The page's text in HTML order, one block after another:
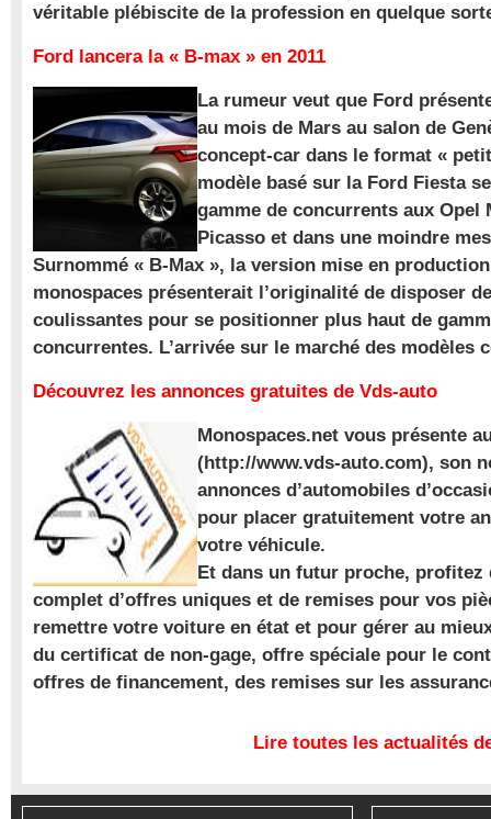
véritable plébiscite de la profession en quelque
Ford lancera la « B-max » en 2011
La rumeur veut que Ford
au mois de Mars au salon de
concept-car dans le format «
modèle basé sur la Ford Fiesta
gamme de concurrents aux Opel
Picasso et dans une moindre
Surnommé « B-Max », la version mise en
monospaces présenterait l’originalité de disposer
coulissantes pour se positionner plus haut de
concurrentes. L’arrivée sur le marché des modèles
Découvrez les annonces gratuites de Vds-auto
Monospaces.net vous présente
(http://www.vds-auto.com), son
annonces d’automobiles
pour placer gratuitement votre
votre véhicule.
Et dans un futur proche, profitez
complet d’offres uniques et de remises pour vos
remettre votre voiture en état et pour gérer au
du certificat de non-gage, offre spéciale pour le
offres de financement, des remises sur les
Lire toutes les actualités